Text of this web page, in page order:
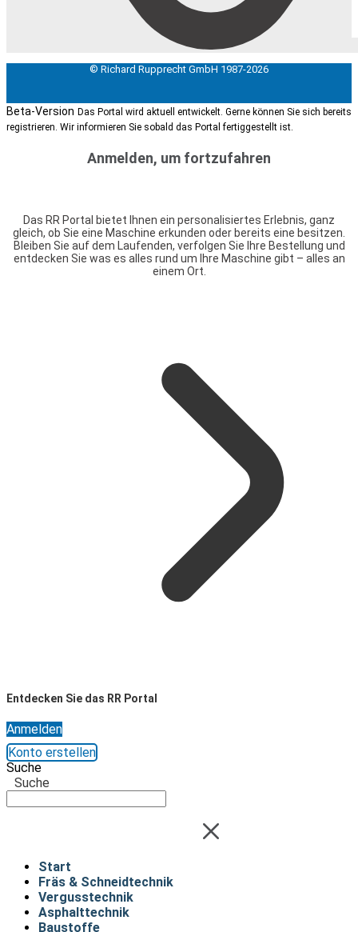
© Richard Rupprecht GmbH 1987-2026
Beta-Version Das Portal wird aktuell entwickelt. Gerne können Sie sich bereits
registrieren. Wir informieren Sie sobald das Portal fertiggestellt ist.
Anmelden, um fortzufahren
Das RR Portal bietet Ihnen ein personalisiertes Erlebnis, ganz
gleich, ob Sie eine Maschine erkunden oder bereits eine besitzen.
Bleiben Sie auf dem Laufenden, verfolgen Sie Ihre Bestellung und
entdecken Sie was es alles rund um Ihre Maschine gibt – alles an
einem Ort.
Entdecken Sie das RR Portal
Anmelden
Konto erstellen
Suche
Suche
Start
Fräs & Schneidtechnik
Vergusstechnik
Asphalttechnik
Baustoffe